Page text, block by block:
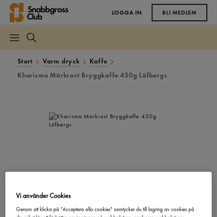
LOGGA IN BLI MEDLEM
Start Varm dryck
Kaffe
Kharisma Mörkrost Bryggkaffe 450g Löfbergs
Vi använder Cookies
Genom att klicka på "Acceptera alla cookies" samtycker du till lagring av cookies på